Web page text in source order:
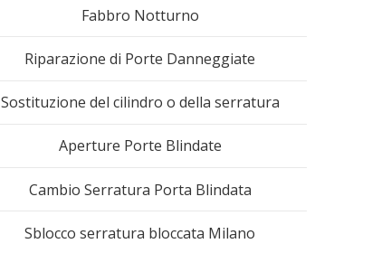
Fabbro Notturno
Riparazione di Porte Danneggiate
Sostituzione del cilindro o della serratura
Aperture Porte Blindate
Cambio Serratura Porta Blindata
Sblocco serratura bloccata Milano